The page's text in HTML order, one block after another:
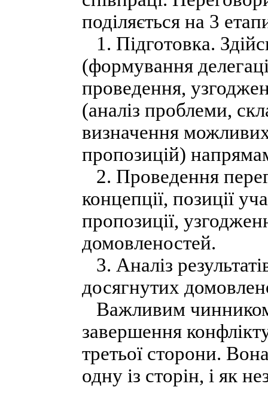
поділяється на 3
1. Підготовка.
(формування
проведення,
(аналіз проблеми,
визначення
пропозицій)
2. Проведення
концепції, позиції
пропозиції,
домовленостей.
3. Аналіз
досягнутих
Важливим
завершення
третьої сторони.
одну із сторін, і як